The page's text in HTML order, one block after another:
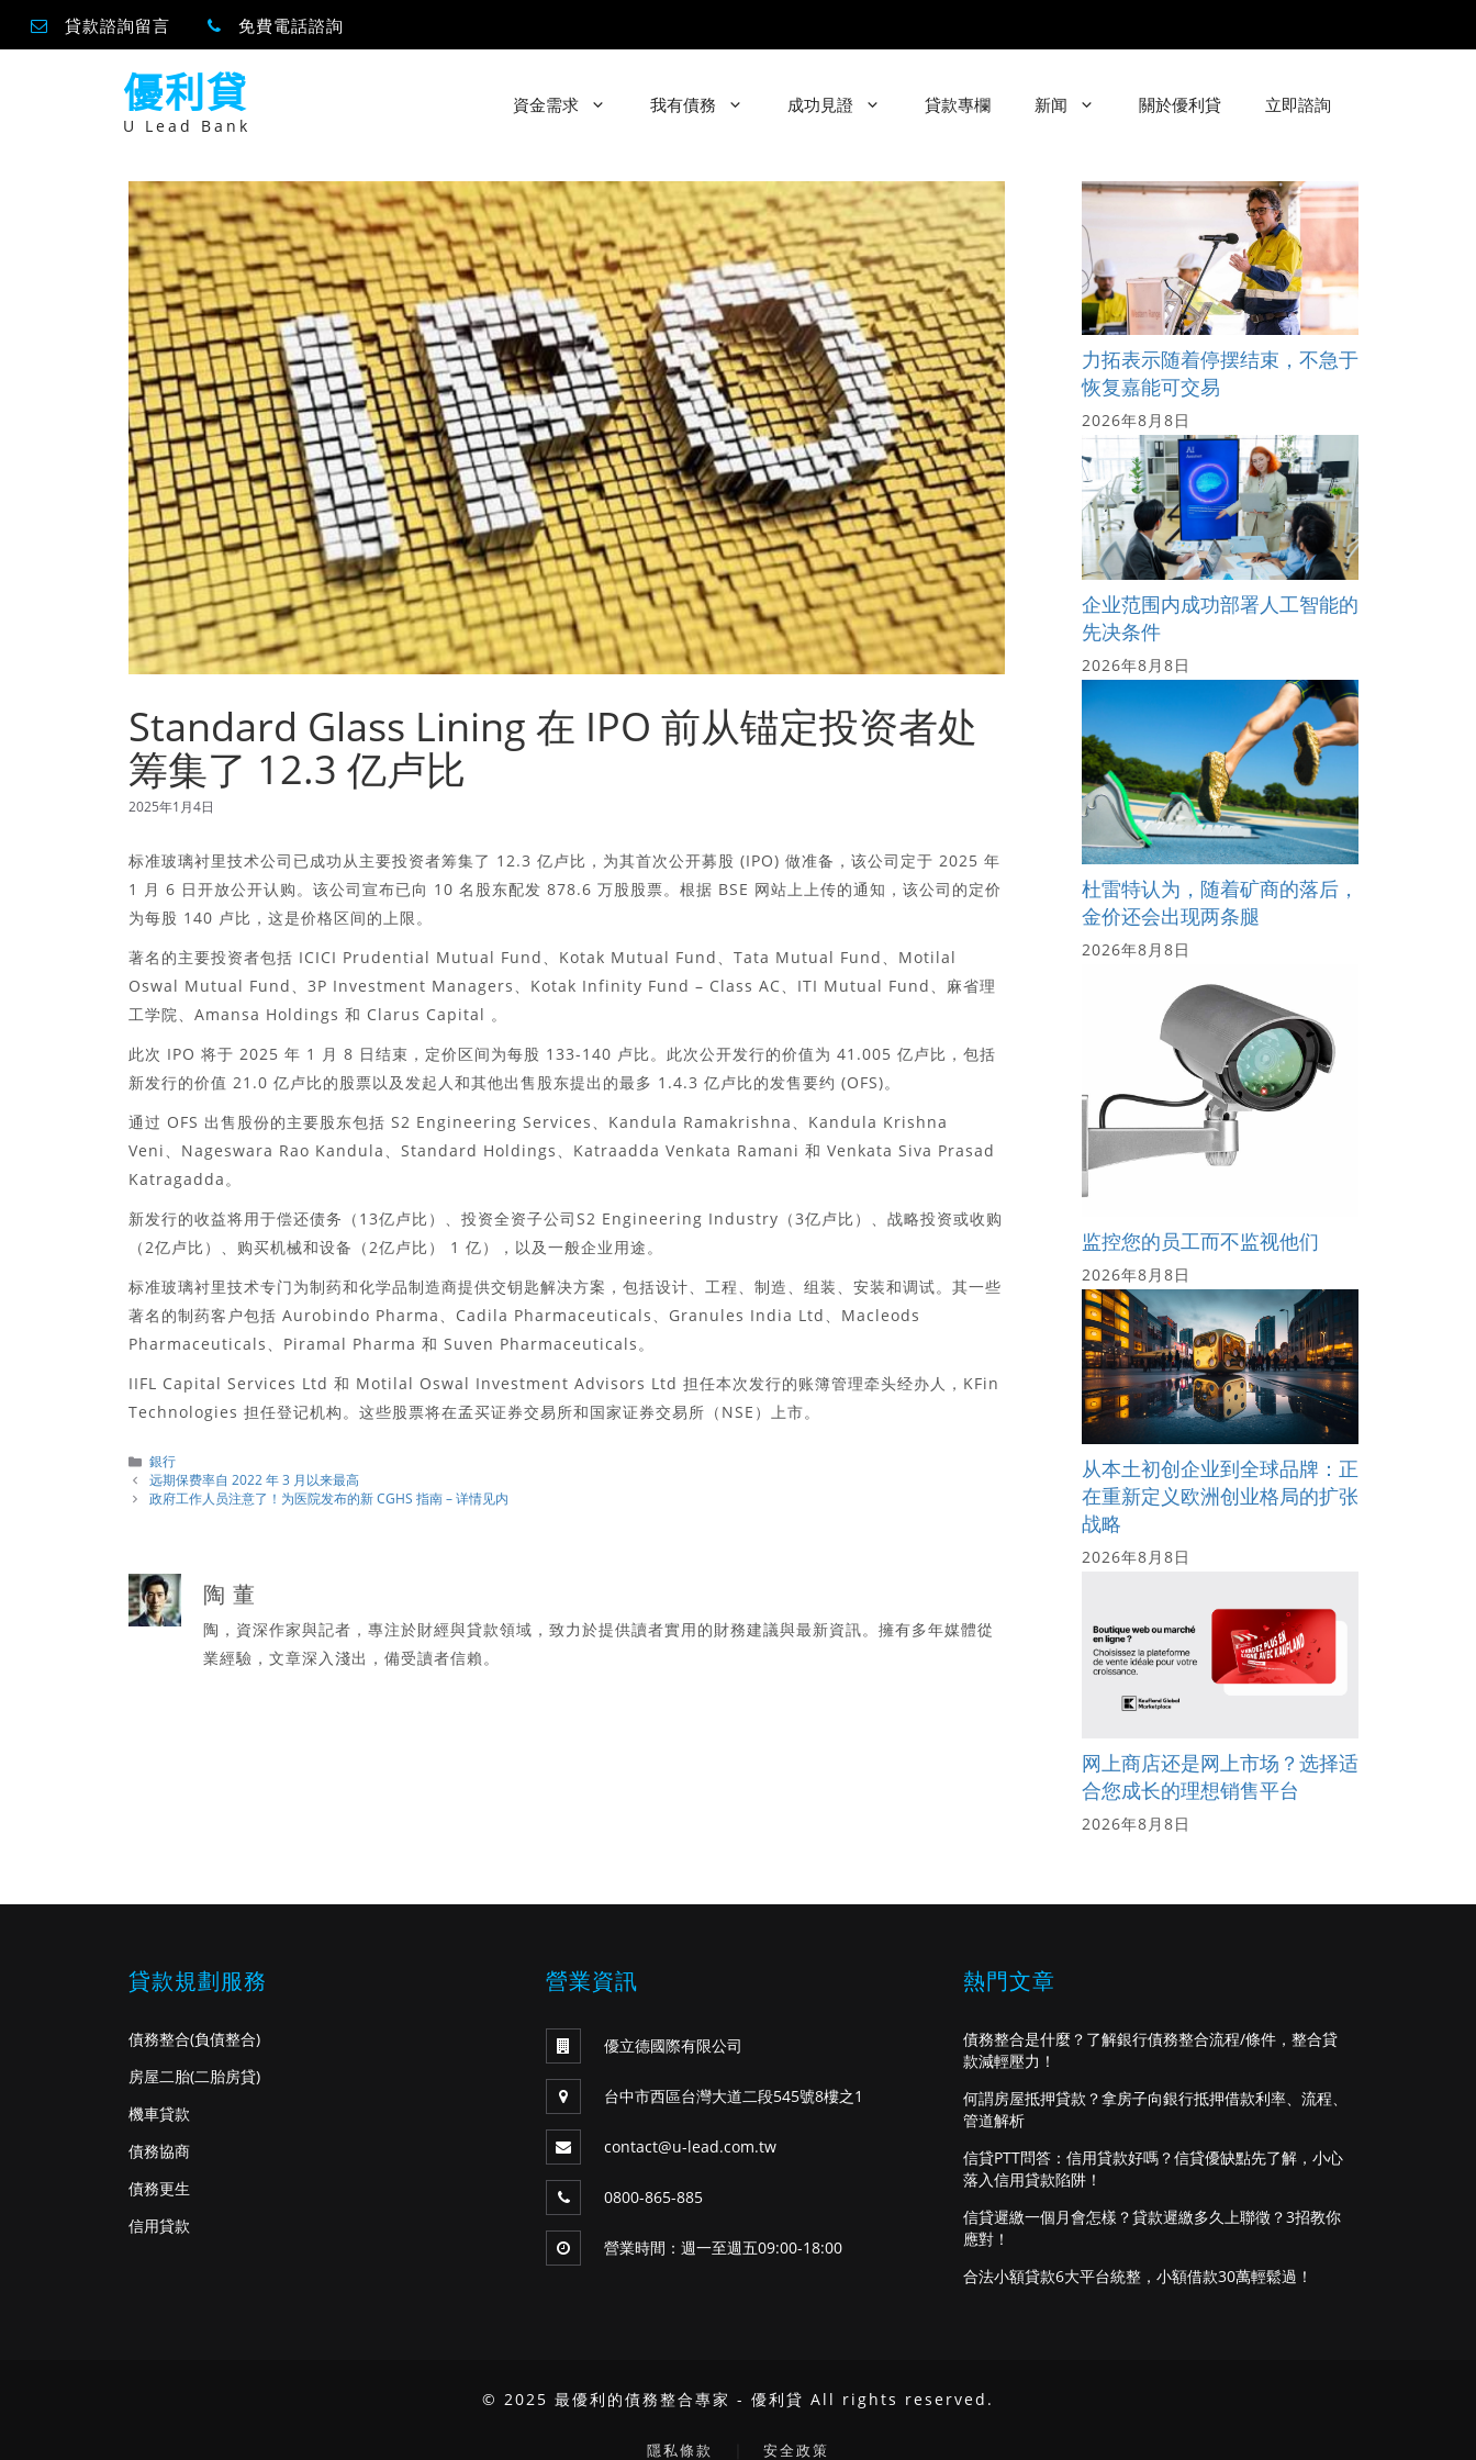
貸款諮詢留言 免費電話諮詢
優利貸
U Lead Bank
資金需求 我有債務 成功見證 貸款專欄 新闻 關於優利貸 立即諮詢
Standard Glass Lining 在 IPO 前从锚定投资者处
筹集了 12.3 亿卢比
2025年1月4日
标准玻璃衬里技术公司已成功从主要投资者筹集了 12.3 亿卢比，为其首次公开募股 (IPO) 做准备，该公司定于 2025 年
1 月 6 日开放公开认购。该公司宣布已向 10 名股东配发 878.6 万股股票。根据 BSE 网站上上传的通知，该公司的定价
为每股 140 卢比，这是价格区间的上限。
著名的主要投资者包括 ICICI Prudential Mutual Fund、Kotak Mutual Fund、Tata Mutual Fund、Motilal
Oswal Mutual Fund、3P Investment Managers、Kotak Infinity Fund – Class AC、ITI Mutual Fund、麻省理
工学院、Amansa Holdings 和 Clarus Capital 。
此次 IPO 将于 2025 年 1 月 8 日结束，定价区间为每股 133-140 卢比。此次公开发行的价值为 41.005 亿卢比，包括
新发行的价值 21.0 亿卢比的股票以及发起人和其他出售股东提出的最多 1.4.3 亿卢比的发售要约 (OFS)。
通过 OFS 出售股份的主要股东包括 S2 Engineering Services、Kandula Ramakrishna、Kandula Krishna
Veni、Nageswara Rao Kandula、Standard Holdings、Katraadda Venkata Ramani 和 Venkata Siva Prasad
Katragadda。
新发行的收益将用于偿还债务（13亿卢比）、投资全资子公司S2 Engineering Industry（3亿卢比）、战略投资或收购
（2亿卢比）、购买机械和设备（2亿卢比） 1 亿），以及一般企业用途。
标准玻璃衬里技术专门为制药和化学品制造商提供交钥匙解决方案，包括设计、工程、制造、组装、安装和调试。其一些
著名的制药客户包括 Aurobindo Pharma、Cadila Pharmaceuticals、Granules India Ltd、Macleods
Pharmaceuticals、Piramal Pharma 和 Suven Pharmaceuticals。
IIFL Capital Services Ltd 和 Motilal Oswal Investment Advisors Ltd 担任本次发行的账簿管理牵头经办人，KFin
Technologies 担任登记机构。这些股票将在孟买证券交易所和国家证券交易所（NSE）上市。
分
類
銀行
远期保费率自 2022 年 3 月以来最高
政府工作人员注意了！为医院发布的新 CGHS 指南 – 详情见内
陶 董
陶，資深作家與記者，專注於財經與貸款領域，致力於提供讀者實用的財務建議與最新資訊。擁有多年媒體從
業經驗，文章深入淺出，備受讀者信賴。
力拓表示随着停摆结束，不急于
恢复嘉能可交易
2026年8月8日
企业范围内成功部署人工智能的
先决条件
2026年8月8日
杜雷特认为，随着矿商的落后，
金价还会出现两条腿
2026年8月8日
监控您的员工而不监视他们
2026年8月8日
从本土初创企业到全球品牌：正
在重新定义欧洲创业格局的扩张
战略
2026年8月8日
网上商店还是网上市场？选择适
合您成长的理想销售平台
2026年8月8日
貸款規劃服務
債務整合(負債整合)
房屋二胎(二胎房貸)
機車貸款
債務協商
債務更生
信用貸款
營業資訊
優立德國際有限公司
台中市西區台灣大道二段545號8樓之1
contact@u-lead.com.tw
0800-865-885
營業時間：週一至週五09:00-18:00
熱門文章
債務整合是什麼？了解銀行債務整合流程/條件，整合貸
款減輕壓力！
何謂房屋抵押貸款？拿房子向銀行抵押借款利率、流程、
管道解析
信貸PTT問答：信用貸款好嗎？信貸優缺點先了解，小心
落入信用貸款陷阱！
信貸遲繳一個月會怎樣？貸款遲繳多久上聯徵？3招教你
應對！
合法小額貸款6大平台統整，小額借款30萬輕鬆過！
© 2025 最優利的債務整合專家 - 優利貸 All rights reserved.
隱私條款 安全政策